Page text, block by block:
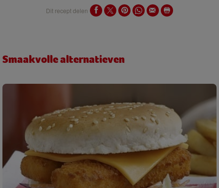
Dit recept delen
Smaakvolle alternatieven